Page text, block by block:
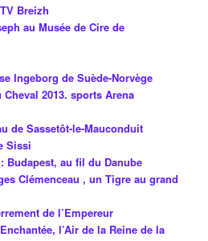
Breizh
au Musée de Cire de
Ingeborg de Suède-Norvège
2013. sports Arena
de Sassetôt-le-Mauconduit
Sissi
Budapest, au fil du Danube
Clémenceau , un Tigre au grand
de l’Empereur
l’Air de la Reine de la